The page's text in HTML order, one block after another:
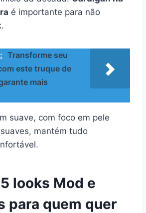
é importante para não
Transforme seu
este truque de
mais
suave, com foco em pele
mantém tudo
looks Mod e
para quem quer